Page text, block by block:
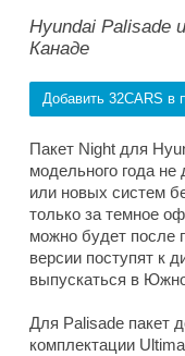
Hyundai Palisade
Канаде
Добавить 32CARS в
Пакет Night для
модельного года
или новых систем
только за темное
можно будет после
версии поступят к
выпускаться в
Для Palisade пакет
комплектации